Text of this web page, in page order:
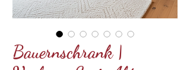
Bauernschrank |